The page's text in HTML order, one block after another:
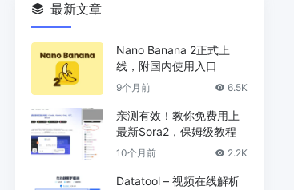
最新文章
Nano Banana 2正式上
线，附国内使用入口
9个月前 6.5K
亲测有效！教你免费用上
最新Sora2，保姆级教程
10个月前 2.2K
Datatool – 视频在线解析